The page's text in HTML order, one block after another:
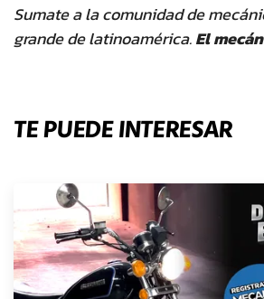
Sumate a la comunidad de
grande de latinoamérica.El
TE PUEDE INTERESAR